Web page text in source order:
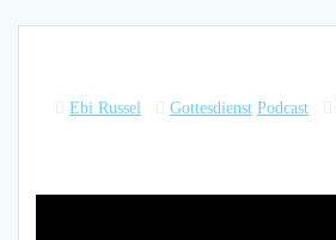
Ebi Russel Gottesdienst Podcast